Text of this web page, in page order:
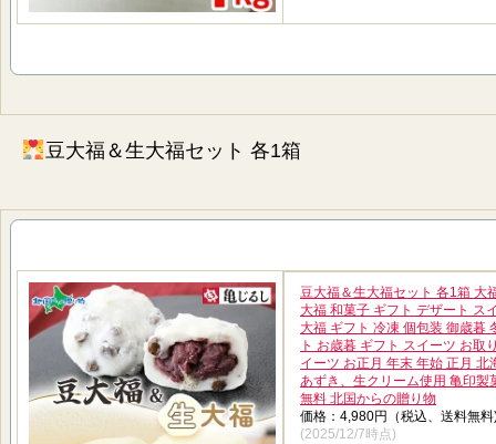
豆大福＆生大福セット 各1箱
豆大福＆生大福セット 各1箱 大
大福 和菓子 ギフト デザート ス
大福 ギフト 冷凍 個包装 御歳暮
ト お歳暮 ギフト スイーツ お取
イーツ お正月 年末 年始 正月 北
あずき、生クリーム使用 亀印製
無料 北国からの贈り物
価格：4,980円（税込、送料無料
(2025/12/7時点)